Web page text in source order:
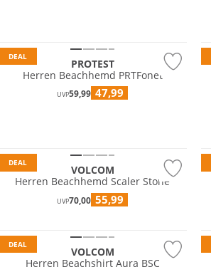
DEAL
PROTEST
Herren Beachhemd PRTFonet
UVP59,99 47,99
DEAL
VOLCOM
Herren Beachhemd Scaler Stone
UVP70,00 55,99
DEAL
VOLCOM
Herren Beachshirt Aura BSC